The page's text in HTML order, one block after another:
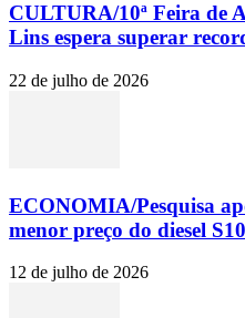
CULTURA/10ª Feira de
Lins espera superar
22 de julho de 2026
ECONOMIA/Pesquisa
menor preço do diesel
12 de julho de 2026